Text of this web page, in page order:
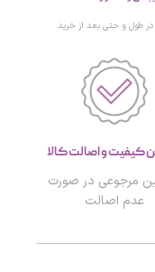
در طول و حتی بعد از خرید
کیفیت و اصالت کالا
مرجوعی در صورت
عدم اصالت